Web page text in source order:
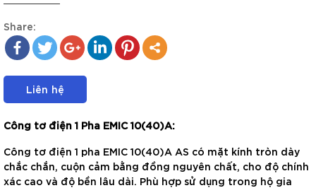
Share:
Liên hệ
Công tơ điện 1 Pha EMIC 10(40)A:
Công tơ điện 1 pha EMIC 10(40)A AS có mặt kính tròn dày
chắc chắn, cuộn cảm bằng đồng nguyên chất, cho độ chính
xác cao và độ bền lâu dài. Phù hợp sử dụng trong hộ gia